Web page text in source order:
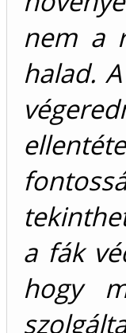
nem a
halad.
a fák
hogy